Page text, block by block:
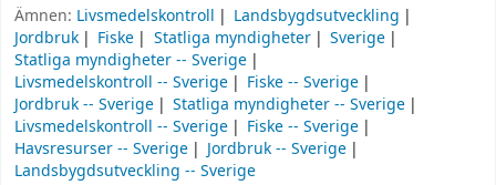
Ämnen: Livsmedelskontroll
Landsbygdsutveckling
Jordbruk
Fiske Statliga myndigheter
Sverige
Statliga myndigheter -- Sverige
Livsmedelskontroll -- Sverige
Fiske -- Sverige
Jordbruk -- Sverige
Statliga myndigheter -- Sverige
Livsmedelskontroll -- Sverige
Fiske -- Sverige
Havsresurser -- Sverige
Jordbruk -- Sverige
Landsbygdsutveckling -- Sverige